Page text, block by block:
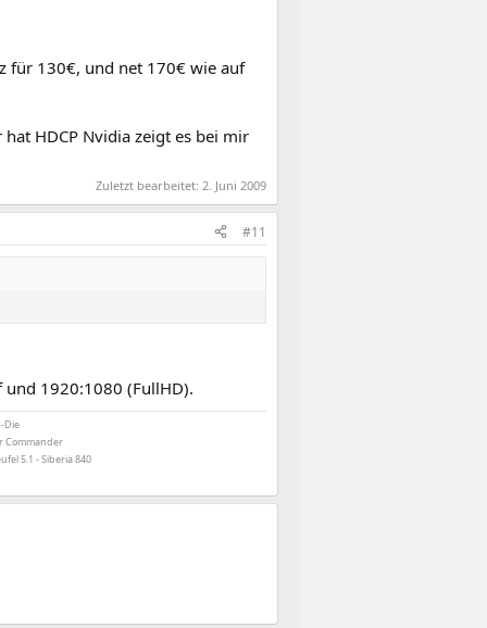
für 130€, und net 170€ wie auf
HDCP Nvidia zeigt es bei mir
Zuletzt bearbeitet: 2. Juni 2009
#11
1920:1080 (FullHD).
-Die
Commander
5.1 - Siberia 840